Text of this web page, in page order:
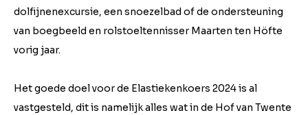
dolfijnenexcursie, een snoezelbad of de ondersteuning
van boegbeeld en rolstoeltennisser Maarten ten Höfte
vorig jaar.
Het goede doel voor de Elastiekenkoers 2024 is al
vastgesteld, dit is namelijk alles wat in de Hof van Twente